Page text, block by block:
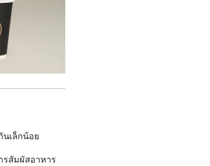
เล็กน้อย
สัมผัสอาหาร